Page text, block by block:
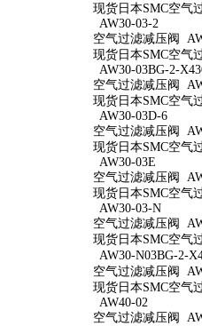
现货日本SMC空气
AW30-03-2
空气过滤减压阀
现货日本SMC空气
AW30-03BG-2-
空气过滤减压阀
现货日本SMC空气
AW30-03D-6
空气过滤减压阀
现货日本SMC空气
AW30-03E
空气过滤减压阀
现货日本SMC空气
AW30-03-N
空气过滤减压阀
现货日本SMC空气
AW30-N03BG-2-
空气过滤减压阀
现货日本SMC空气
AW40-02
空气过滤减压阀